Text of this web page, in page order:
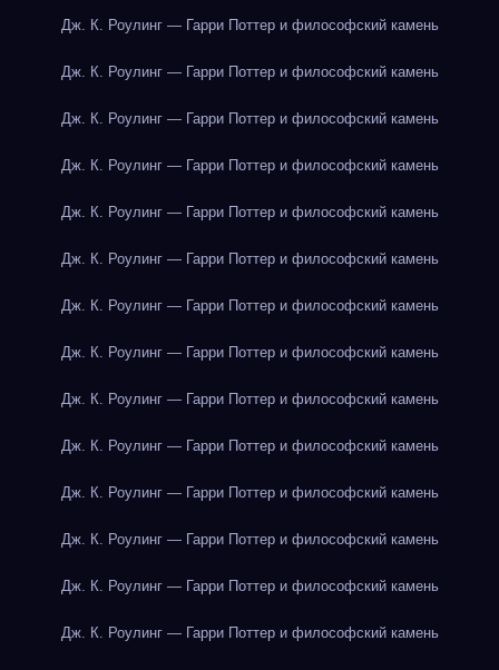
Дж. К. Роулинг — Гарри Поттер и философский камень
Дж. К. Роулинг — Гарри Поттер и философский камень
Дж. К. Роулинг — Гарри Поттер и философский камень
Дж. К. Роулинг — Гарри Поттер и философский камень
Дж. К. Роулинг — Гарри Поттер и философский камень
Дж. К. Роулинг — Гарри Поттер и философский камень
Дж. К. Роулинг — Гарри Поттер и философский камень
Дж. К. Роулинг — Гарри Поттер и философский камень
Дж. К. Роулинг — Гарри Поттер и философский камень
Дж. К. Роулинг — Гарри Поттер и философский камень
Дж. К. Роулинг — Гарри Поттер и философский камень
Дж. К. Роулинг — Гарри Поттер и философский камень
Дж. К. Роулинг — Гарри Поттер и философский камень
Дж. К. Роулинг — Гарри Поттер и философский камень